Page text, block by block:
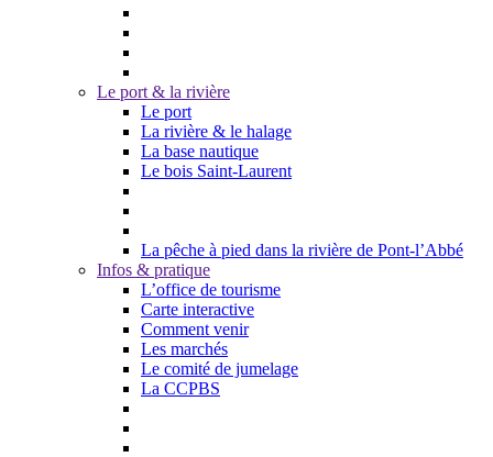
Le port & la rivière
Le port
La rivière & le halage
La base nautique
Le bois Saint-Laurent
La pêche à pied dans la rivière de Pont-l’Abbé
Infos & pratique
L’office de tourisme
Carte interactive
Comment venir
Les marchés
Le comité de jumelage
La CCPBS